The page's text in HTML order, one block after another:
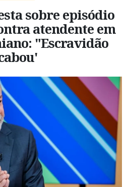
sobre episódio
atendente em
"Escravidão